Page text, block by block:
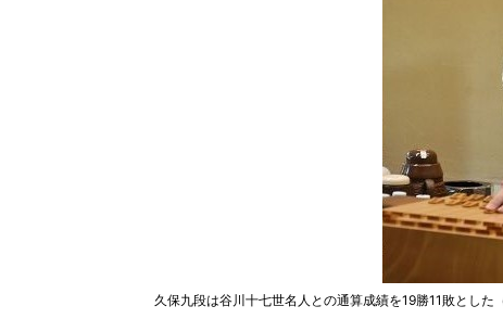
久保九段は谷川十七世名人との通算成績を19勝11敗とし